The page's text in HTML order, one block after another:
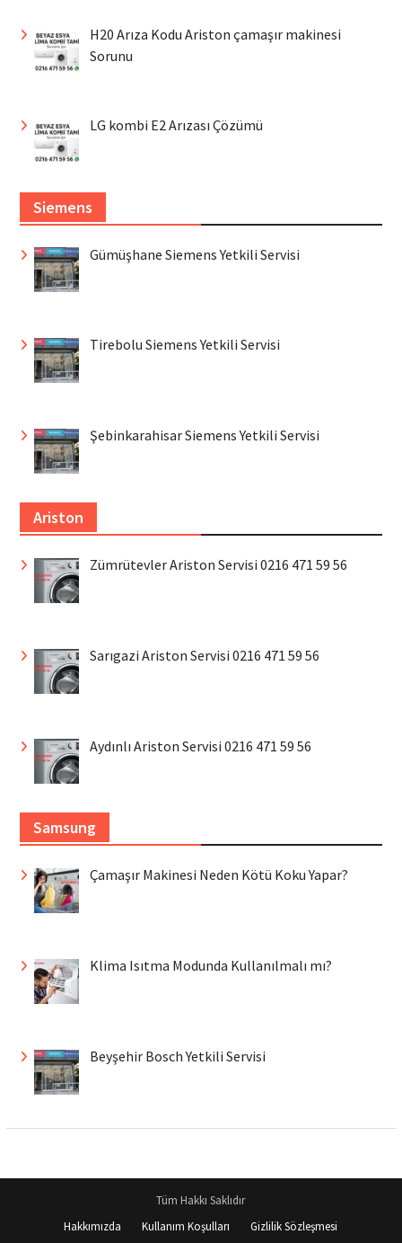
H20 Arıza Kodu Ariston çamaşır makinesi
Sorunu
LG kombi E2 Arızası Çözümü
Siemens
Gümüşhane Siemens Yetkili Servisi
Tirebolu Siemens Yetkili Servisi
Şebinkarahisar Siemens Yetkili Servisi
Ariston
Zümrütevler Ariston Servisi 0216 471 59 56
Sarıgazi Ariston Servisi 0216 471 59 56
Aydınlı Ariston Servisi 0216 471 59 56
Samsung
Çamaşır Makinesi Neden Kötü Koku Yapar?
Klima Isıtma Modunda Kullanılmalı mı?
Beyşehir Bosch Yetkili Servisi
Tüm Hakkı Saklıdır
Hakkımızda
Kullanım Koşulları Gizlilik Sözleşmesi